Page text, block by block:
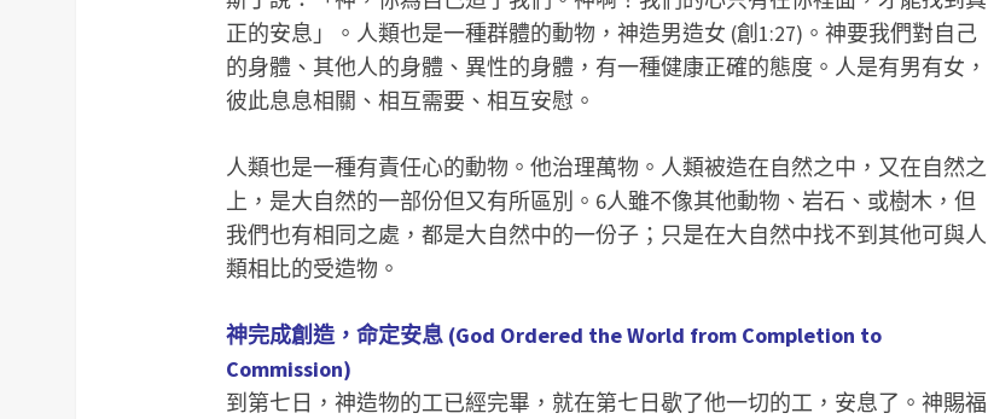
正的安息」。人類也是一種群體的動物，神造男造女 (創1:27)。神要我們對自己
的身體、其他人的身體、異性的身體，有一種健康正確的態度。人是有男有女，
彼此息息相關、相互需要、相互安慰。
人類也是一種有責任心的動物。他治理萬物。人類被造在自然之中，又在自然之
上，是大自然的一部份但又有所區別。6人雖不像其他動物、岩石、或樹木，但
我們也有相同之處，都是大自然中的一份子；只是在大自然中找不到其他可與人
類相比的受造物。
神完成創造，命定安息 (God Ordered the World from Completion to
Commission)
到第七日，神造物的工已經完畢，就在第七日歇了他一切的工，安息了。神賜福